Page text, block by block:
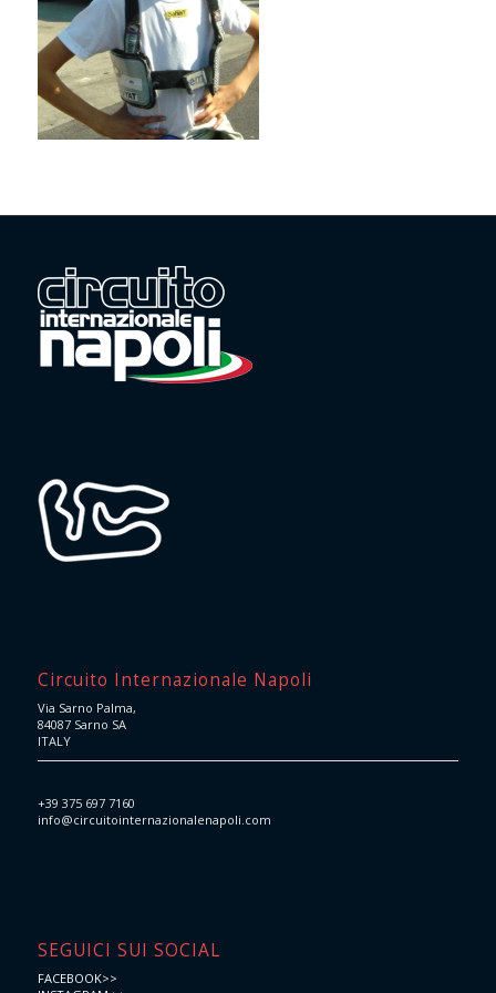
Circuito Internazionale Napoli
Via Sarno Palma,
84087 Sarno SA
ITALY
+39 375 697 7160
info@circuitointernazionalenapoli.com
SEGUICI SUI SOCIAL
FACEBOOK>>